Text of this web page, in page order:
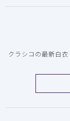
クラシコの最新白